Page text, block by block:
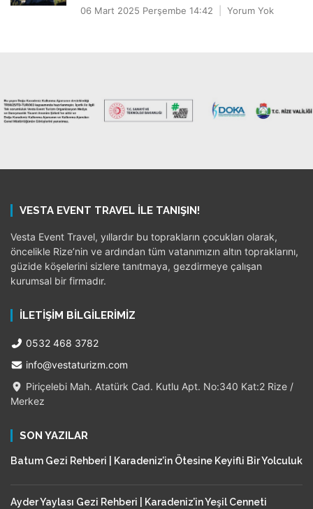
06 Mart 2025 Perşembe 14:42
Yorum Yok
VESTA EVENT TRAVEL ILE TANIŞIN!
Vesta Event Travel, yıllardır bu toprakların çocukları olarak,
öncelikle Rize’nin ve ardından tüm vatanımızın altın topraklarını,
güzide köşelerini sizlere tanıtmaya, gezdirmeye çalışan
kurumsal bir firmadır.
İLETIŞIM BILGILERIMIZ
0532 468 3782
info@vestaturizm.com
Piriçelebi Mah. Atatürk Cad. Kutlu Apt. No:340 Kat:2 Rize /
Merkez
SON YAZILAR
Batum Gezi Rehberi | Karadeniz’in Ötesine Keyifli Bir Yolculuk
Ayder Yaylası Gezi Rehberi | Karadeniz’in Yeşil Cenneti